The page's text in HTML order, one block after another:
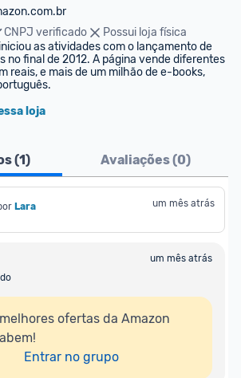
CNPJ verificado
Possui loja física
as atividades com o lançamento de
no final de 2012. A página vende diferentes
reais, e mais de um milhão de e-books,
loja
(1) Avaliações (0)
Lara um mês atrás
um mês atrás
ofertas da Amazon
Entrar no grupo